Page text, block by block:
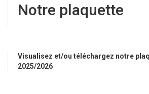
Notre plaquette
Visualisez et/ou téléchargez notre
2025/2026